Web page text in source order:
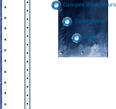
Groupes d'utilisateurs
S'enregistrer
Profil